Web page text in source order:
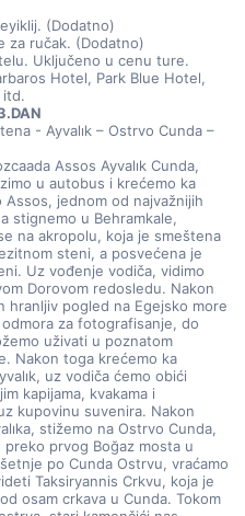
(Dodatno)
za ručak. (Dodatno)
Uključeno u cenu ture.
Hotel, Park Blue Hotel,
itd.
- Ayvalık – Ostrvo Cunda –
Assos Ayvalık Cunda,
u autobus i krećemo ka
Assos, jednom od najvažnijih
stignemo u Behramkale,
na akropolu, koja je smeštena
steni, a posvećena je
Uz vođenje vodiča, vidimo
Dorovom redosledu. Nakon
hranljiv pogled na Egejsko more
za fotografisanje, do
uživati u poznatom
Nakon toga krećemo ka
uz vodiča ćemo obići
kapijama, kvakama i
kupovinu suvenira. Nakon
stižemo na Ostrvo Cunda,
prvog Boğaz mosta u
po Cunda Ostrvu, vraćamo
Taksiryannis Crkvu, koja je
osam crkava u Cunda. Tokom